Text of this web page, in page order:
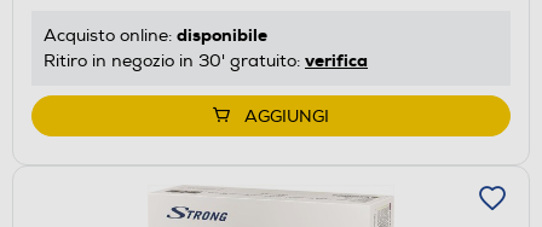
Acquisto online: disponibile
Ritiro in negozio in 30' gratuito: verifica
AGGIUNGI